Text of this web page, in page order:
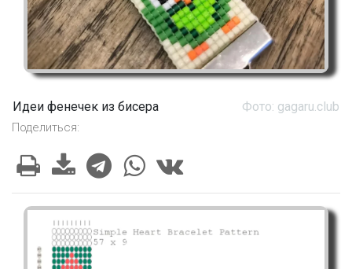
Идеи фенечек из бисера Фото: gagaru.club
Поделиться: